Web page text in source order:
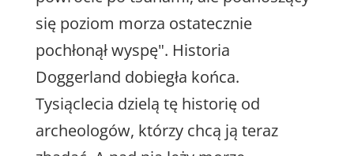
się poziom morza ostatecznie
pochłonął wyspę". Historia
Doggerland dobiegła końca.
Tysiąclecia dzielą tę historię od
archeologów, którzy chcą ją teraz